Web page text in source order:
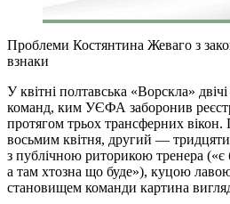
Проблеми Костянтина Жеваго з
взнаки
У квітні полтавська «Ворскла»
команд, ким УЄФА заборонив
протягом трьох трансферних
восьмим квітня, другий —
з публічною риторикою тренера («є
а там хтозна що буде»), куцою
становищем команди картина